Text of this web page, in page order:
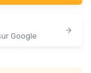
Google